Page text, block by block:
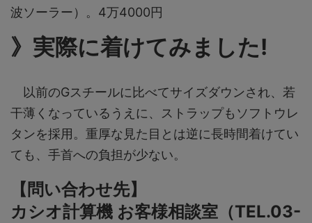
波ソーラー）。4万4000円
》実際に着けてみました!
以前のGスチールに比べてサイズダウンされ、若
干薄くなっているうえに、ストラップもソフトウレ
タンを採用。重厚な見た目とは逆に長時間着けてい
ても、手首への負担が少ない。
【問い合わせ先】
カシオ計算機 お客様相談室（TEL.03-